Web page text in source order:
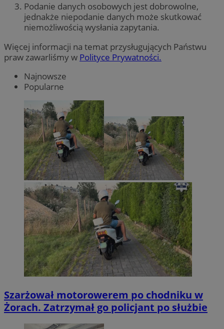
Podanie danych osobowych jest dobrowolne,
jednakże niepodanie danych może skutkować
niemożliwością wysłania zapytania.
Więcej informacji na temat przysługujących Państwu
praw zawarliśmy w Polityce Prywatności.
Najnowsze
Popularne
Szarżował motorowerem po chodniku w
Żorach. Zatrzymał go policjant po służbie